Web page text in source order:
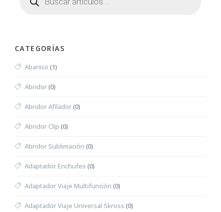
CATEGORÍAS
Abanico (1)
Abridor(0)
Abridor Afilador(0)
Abridor Clip (0)
Abridor Sublimación (0)
Adaptador Enchufes (0)
Adaptador Viaje Multifunción (0)
Adaptador Viaje Universal Skross (0)